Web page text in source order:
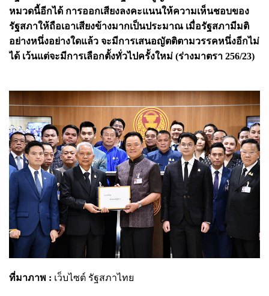
หมวดนี้อีกได้ การออกเสียงลงคะแนนให้ความเห็นชอบของ
รัฐสภาให้ถือเอาเสียงข้างมากเป็นประมาณ เมื่อรัฐสภามีมติ
อย่างหนึ่งอย่างใดแล้ว จะมีการเสนอญัตติตามวรรคหนึ่งอีกไม่
ได้ เว้นแต่จะมีการเลือกตั้งทั่วไปครั้งใหม่ (ร่างมาตรา 256/23)
ที่มาภาพ : เว็บไซต์ รัฐสภาไทย